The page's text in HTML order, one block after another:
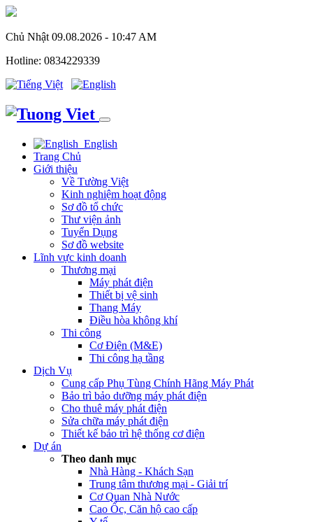
Chủ Nhật 09.08.2026 - 10:47 AM
Hotline: 0834229339
English
Trang Chủ
Giới thiệu
Về Tường Việt
Kinh nghiệm hoạt động
Sơ đồ tổ chức
Thư viện ảnh
Tuyển Dụng
Sơ đồ website
Lĩnh vực kinh doanh
Thương mại
Máy phát điện
Thiết bị vệ sinh
Thang Máy
Điều hòa không khí
Thi công
Cơ Điện (M&E)
Thi công hạ tầng
Dịch Vụ
Cung cấp Phụ Tùng Chính Hãng Máy Phát
Bảo trì bảo dưỡng máy phát điện
Cho thuê máy phát điện
Sửa chữa máy phát điện
Thiết kế bảo trì hệ thống cơ điện
Dự án
Theo danh mục
Nhà Hàng - Khách Sạn
Trung tâm thương mại - Giải trí
Cơ Quan Nhà Nước
Cao Ốc, Căn hộ cao cấp